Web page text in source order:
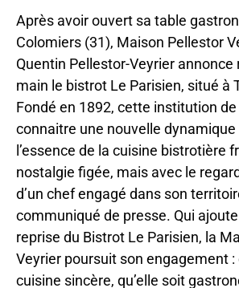
Après avoir ouvert sa table
Colomiers (31), Maison Pellestor
Quentin Pellestor-Veyrier annonce
main le bistrot Le Parisien, situé à
Fondé en 1892, cette institution
connaitre une nouvelle dynamique
l’essence de la cuisine bistrotière
nostalgie figée, mais avec le
d’un chef engagé dans son
communiqué de presse. Qui
reprise du Bistrot Le Parisien, la
Veyrier poursuit son engagement
cuisine sincère, qu’elle soit